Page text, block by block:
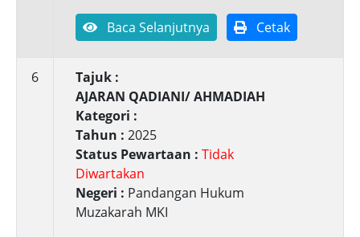
Baca Selanjutnya Cetak
6
Tajuk :
AJARAN QADIANI/ AHMADIAH
Kategori :
Tahun : 2025
Status Pewartaan : Tidak
Diwartakan
Negeri : Pandangan Hukum
Muzakarah MKI